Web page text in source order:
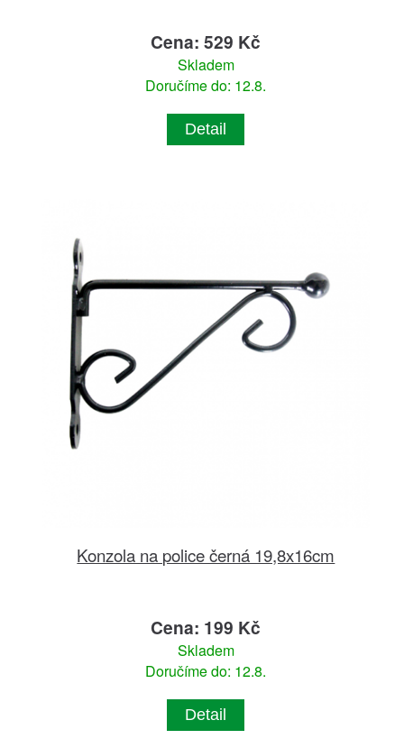
Cena: 529 Kč
Skladem
Doručíme do: 12.8.
Detail
Konzola na police černá 19,8x16cm
Cena: 199 Kč
Skladem
Doručíme do: 12.8.
Detail